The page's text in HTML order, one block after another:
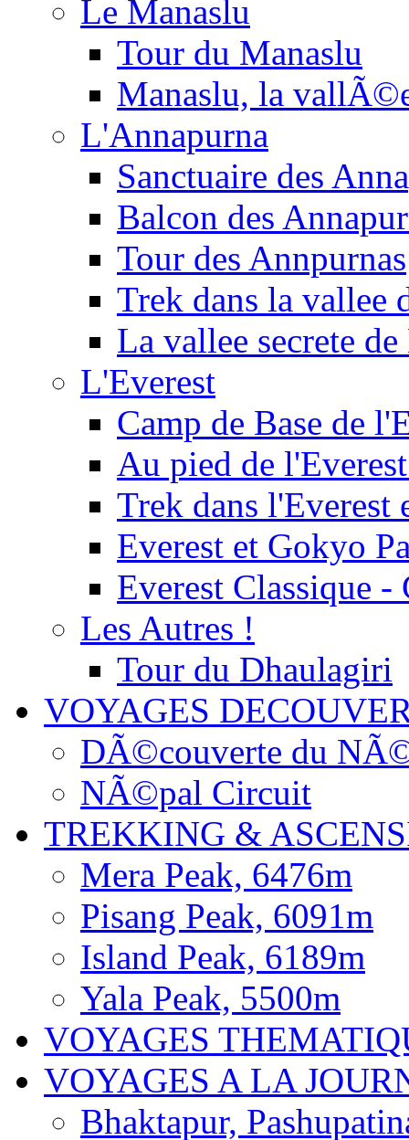
Le Manaslu
Tour du Manaslu
Manaslu, la
L'Annapurna
Sanctuaire des
Balcon des
Tour des Annpurnas
Trek dans la vallee
La vallee secrete
L'Everest
Camp de Base de
Au pied de
Trek dans l'Everest
Everest et Gokyo
Everest Classique
Les Autres !
Tour du Dhaulagiri
VOYAGES
DÃ©couverte du
NÃ©pal Circuit
TREKKING &
Mera Peak, 6476m
Pisang Peak, 6091m
Island Peak, 6189m
Yala Peak, 5500m
VOYAGES
VOYAGES A LA
Bhaktapur,